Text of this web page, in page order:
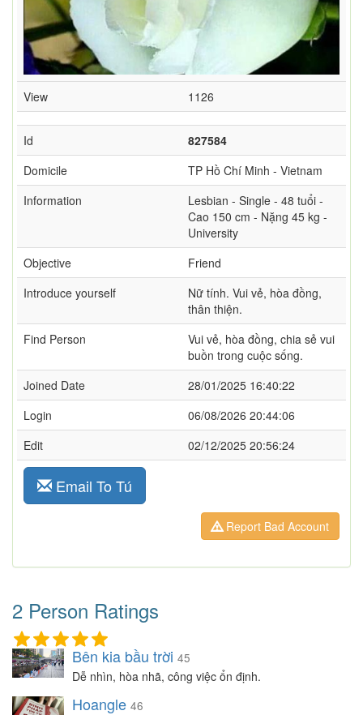
View 1126
Id
827584
Domicile
TP Hồ Chí Minh - Vietnam
Information
Lesbian - Single - 48 tuổi -
Cao 150 cm - Nặng 45 kg -
University
Objective
Friend
Introduce yourself
Nữ tính. Vui vẻ, hòa đồng,
thân thiện.
Find Person
Vui vẻ, hòa đồng, chia sẻ vui
buồn trong cuộc sống.
Joined Date
28/01/2025 16:40:22
Login
06/08/2026 20:44:06
Edit
02/12/2025 20:56:24
Email To Tú
Report Bad Account
2 Person Ratings
Bên kia bầu trời 45
Dễ nhìn, hòa nhã, công việc ổn định.
Hoangle 46